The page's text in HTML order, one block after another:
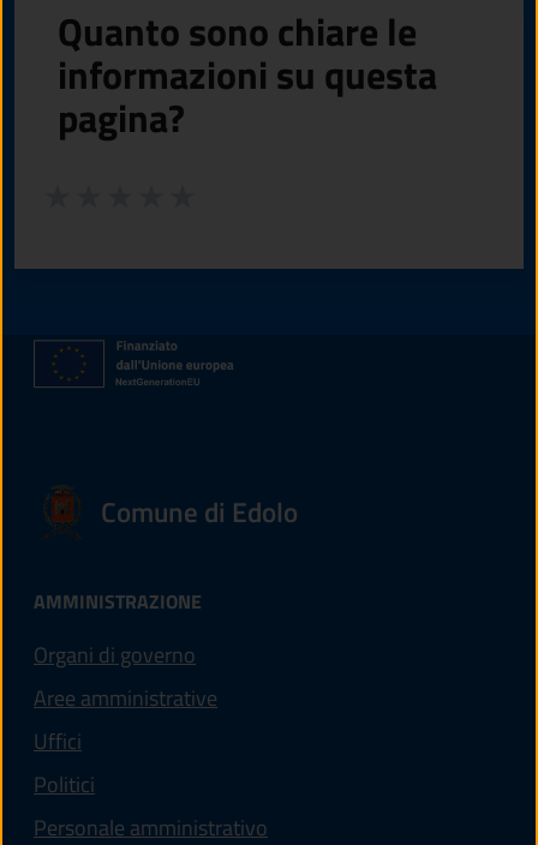
Quanto sono chiare le
informazioni su questa
pagina?
Comune di Edolo
AMMINISTRAZIONE
Organi di governo
Aree amministrative
Uffici
Politici
Personale amministrativo